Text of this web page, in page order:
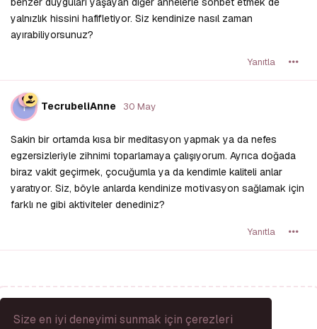
Size en iyi deneyimi sunmak için çerezleri
yalnızlık hissini hafifletiyor. Siz kendinize nasıl zaman
ayırabiliyorsunuz?
Yanıtla
T TecrubeliAnne 30 May
Sakin bir ortamda kısa bir meditasyon yapmak ya da nefes
egzersizleriyle zihnimi toparlamaya çalışıyorum. Ayrıca doğada
biraz vakit geçirmek, çocuğumla ya da kendimle kaliteli anlar
yaratıyor. Siz, böyle anlarda kendinize motivasyon sağlamak için
farklı ne gibi aktiviteler denediniz?
Yanıtla
Bir Yanıt Yaz...